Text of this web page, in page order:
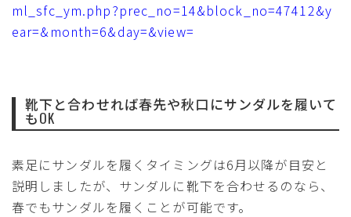
ml_sfc_ym.php?prec_no=14&block_no=47412&y
ear=&month=6&day=&view=
靴下と合わせれば春先や秋口にサンダルを履いて
もOK
素足にサンダルを履くタイミングは6月以降が目安と
説明しましたが、サンダルに靴下を合わせるのなら、
春でもサンダルを履くことが可能です。